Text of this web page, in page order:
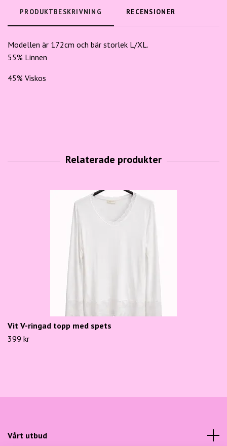
PRODUKTBESKRIVNING RECENSIONER
Modellen är 172cm och bär storlek L/XL.
55% Linnen
45% Viskos
Vit V-ringad topp med spets
399 kr
Vårt utbud